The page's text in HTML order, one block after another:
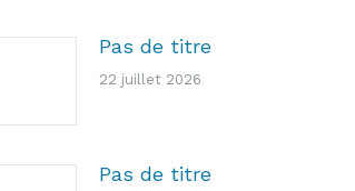
Pas de titre
22 juillet 2026
Pas de titre